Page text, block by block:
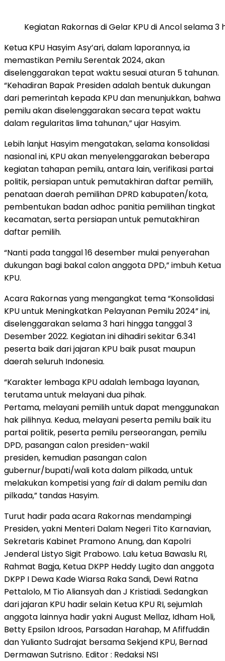
Kegiatan Rakornas di Gelar KPU di Ancol selama
Ketua KPU Hasyim Asy’ari, dalam laporannya, ia
memastikan Pemilu Serentak 2024, akan
diselenggarakan tepat waktu sesuai aturan 5 tahunan.
“Kehadiran Bapak Presiden adalah bentuk dukungan
dari pemerintah kepada KPU dan menunjukkan, bahwa
pemilu akan diselenggarakan secara tepat waktu
dalam regularitas lima tahunan,” ujar Hasyim.
Lebih lanjut Hasyim mengatakan, selama konsolidasi
nasional ini, KPU akan menyelenggarakan beberapa
kegiatan tahapan pemilu, antara lain, verifikasi partai
politik, persiapan untuk pemutakhiran daftar pemilih,
penataan daerah pemilihan DPRD kabupaten/kota,
pembentukan badan adhoc panitia pemilihan tingkat
kecamatan, serta persiapan untuk pemutakhiran
daftar pemilih.
“Nanti pada tanggal 16 desember mulai penyerahan
dukungan bagi bakal calon anggota DPD,” imbuh Ketua
KPU.
Acara Rakornas yang mengangkat tema “Konsolidasi
KPU untuk Meningkatkan Pelayanan Pemilu 2024” ini,
diselenggarakan selama 3 hari hingga tanggal 3
Desember 2022. Kegiatan ini dihadiri sekitar 6.341
peserta baik dari jajaran KPU baik pusat maupun
daerah seluruh Indonesia.
“Karakter lembaga KPU adalah lembaga layanan,
terutama untuk melayani dua pihak.
Pertama, melayani pemilih untuk dapat menggunakan
hak pilihnya. Kedua, melayani peserta pemilu baik itu
partai politik, peserta pemilu perseorangan, pemilu
DPD, pasangan calon presiden-wakil
presiden, kemudian pasangan calon
gubernur/bupati/wali kota dalam pilkada, untuk
melakukan kompetisi yang fairdi dalam pemilu dan
pilkada,” tandas Hasyim.
Turut hadir pada acara Rakornas mendampingi
Presiden, yakni Menteri Dalam Negeri Tito Karnavian,
Sekretaris Kabinet Pramono Anung, dan Kapolri
Jenderal Listyo Sigit Prabowo. Lalu ketua Bawaslu RI,
Rahmat Bagja, Ketua DKPP Heddy Lugito dan anggota
DKPP I Dewa Kade Wiarsa Raka Sandi, Dewi Ratna
Pettalolo, M Tio Aliansyah dan J Kristiadi. Sedangkan
dari jajaran KPU hadir selain Ketua KPU RI, sejumlah
anggota lainnya hadir yakni August Mellaz, Idham Holi,
Betty Epsilon Idroos, Parsadan Harahap, M Afiffuddin
dan Yulianto Sudrajat bersama Sekjend KPU, Bernad
Dermawan Sutrisno. Editor : Redaksi NSI